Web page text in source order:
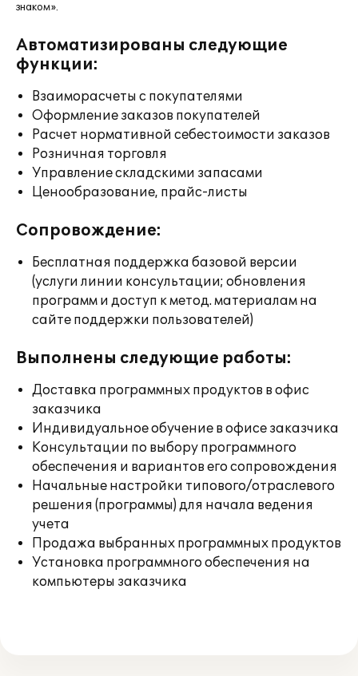
знаком».
Автоматизированы следующие
функции:
Взаиморасчеты с покупателями
Оформление заказов покупателей
Расчет нормативной себестоимости заказов
Розничная торговля
Управление складскими запасами
Ценообразование, прайс-листы
Сопровождение:
Бесплатная поддержка базовой версии
(услуги линии консультации; обновления
программ и доступ к метод. материалам на
сайте поддержки пользователей)
Выполнены следующие работы:
Доставка программных продуктов в офис
заказчика
Индивидуальное обучение в офисе заказчика
Консультации по выбору программного
обеспечения и вариантов его сопровождения
Начальные настройки типового/отраслевого
решения (программы) для начала ведения
учета
Продажа выбранных программных продуктов
Установка программного обеспечения на
компьютеры заказчика